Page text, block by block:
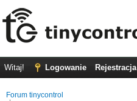
Witaj! Logowanie Rejestracja
Forum tinycontrol